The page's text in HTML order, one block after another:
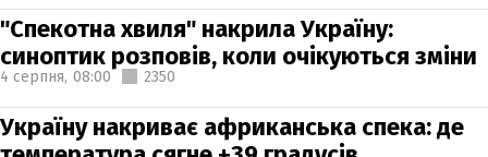
"Спекотна хвиля" накрила Україну:
синоптик розповів, коли очікуються зміни
4 серпня, 08:00 2350
Україну накриває африканська спека: де